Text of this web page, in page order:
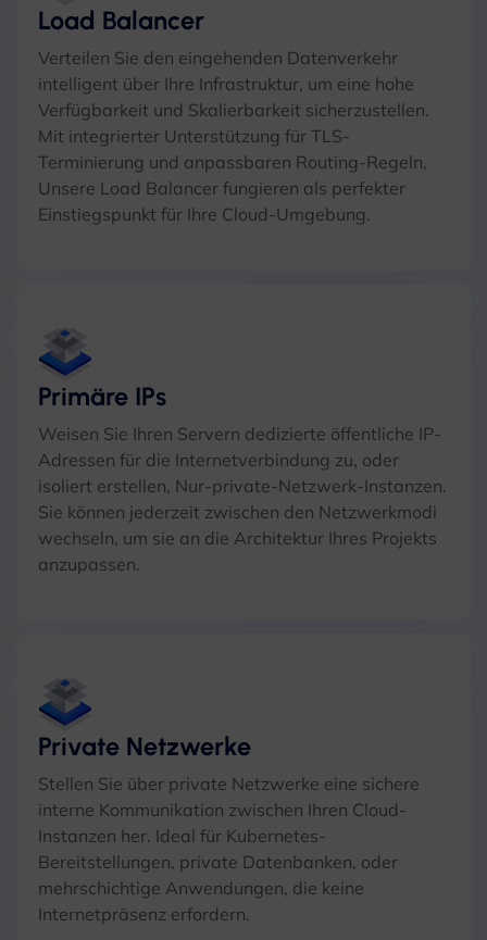
Load Balancer
Verteilen Sie den eingehenden Datenverkehr
intelligent über Ihre Infrastruktur, um eine hohe
Verfügbarkeit und Skalierbarkeit sicherzustellen.
Mit integrierter Unterstützung für TLS-
Terminierung und anpassbaren Routing-Regeln,
Unsere Load Balancer fungieren als perfekter
Einstiegspunkt für Ihre Cloud-Umgebung.
Primäre IPs
Weisen Sie Ihren Servern dedizierte öffentliche IP-
Adressen für die Internetverbindung zu, oder
isoliert erstellen, Nur-private-Netzwerk-Instanzen.
Sie können jederzeit zwischen den Netzwerkmodi
wechseln, um sie an die Architektur Ihres Projekts
anzupassen.
Private Netzwerke
Stellen Sie über private Netzwerke eine sichere
interne Kommunikation zwischen Ihren Cloud-
Instanzen her. Ideal für Kubernetes-
Bereitstellungen, private Datenbanken, oder
mehrschichtige Anwendungen, die keine
Internetpräsenz erfordern.